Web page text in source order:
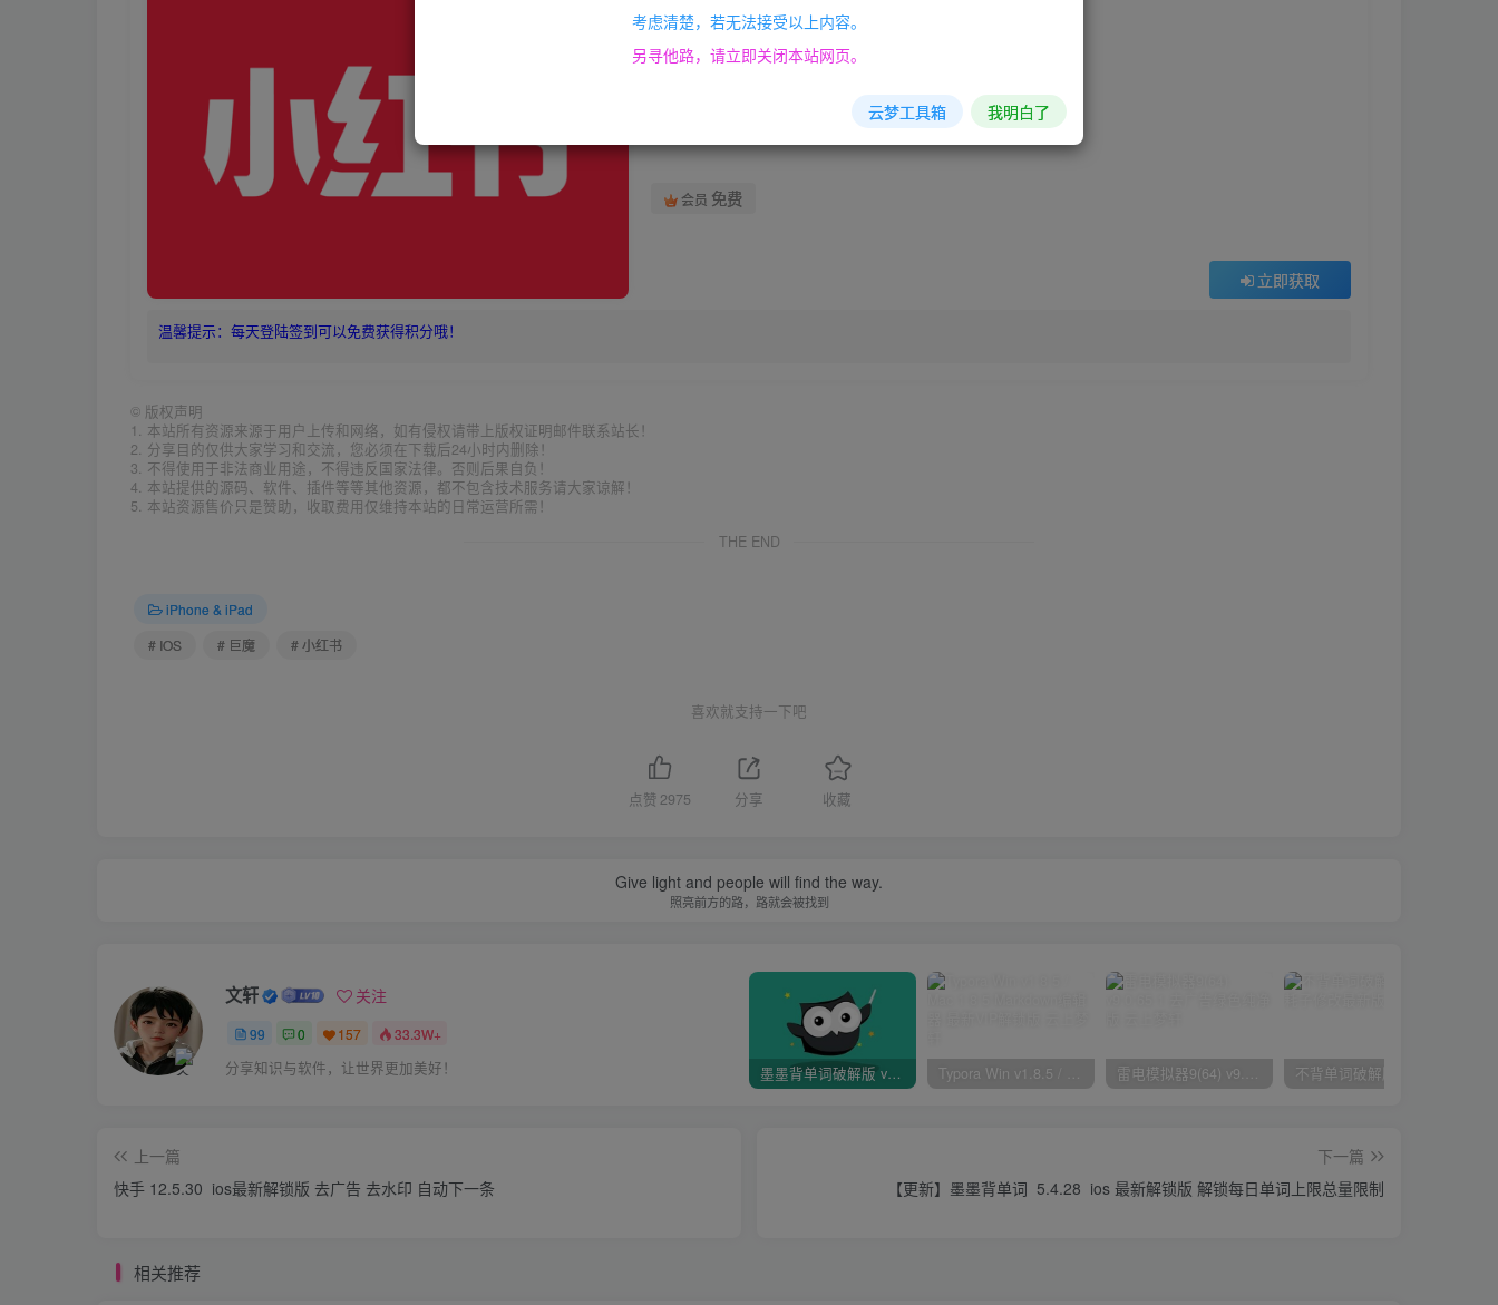
此内容为精品资源，请获取后查看
会员 免费
立即获取
温馨提示：每天登陆签到可以免费获得积分哦！
© 版权声明
1. 本站所有资源来源于用户上传和网络，如有侵权请带上版权证明邮件联系站长！
2. 分享目的仅供大家学习和交流，您必须在下载后24小时内删除！
3. 不得使用于非法商业用途，不得违反国家法律。否则后果自负！
4. 本站提供的源码、软件、插件等等其他资源，都不包含技术服务请大家谅解！
5. 本站资源售价只是赞助，收取费用仅维持本站的日常运营所需！
THE END
iPhone & iPad
# IOS
# 巨魔 # 小红书
喜欢就支持一下吧
点赞 2975 分享 收藏
Give light and people will find the way.
照亮前方的路，路就会被找到
文轩 关注
99 0 157 33.3W+
分享知识与软件，让世界更加美好！ 墨墨背单词破解版 v4.1.10 — 登录与发音功能全解锁 Typora Win v1.8.5 / Mac 1.8.5 Markdown编辑器 最新VIP解锁版 雷电模拟器9(64) v9.0.65.1 去广告绿色纯净版
上一篇
快手 12.5.30 ios最新解锁版 去广告 去水印 自动下一条
下一篇
【更新】墨墨背单词 5.4.28 ios 最新解锁版 解锁每日单词上限总量限制
相关推荐
考虑清楚，若无法接受以上内容。
另寻他路，请立即关闭本站网页。
云梦工具箱 我明白了